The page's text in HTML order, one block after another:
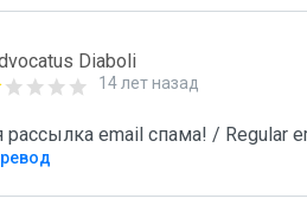
Diaboli
14 лет назад
рассылка email спама! / Regular